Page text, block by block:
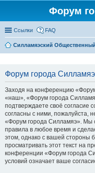
Форум
Ссылки FAQ
Силламяэский
Форум города Силламяэ
Заходя на конференцию
«наш», «Форум города
подтверждаете своё согласие
согласны с ними, пожалуйста,
«Форум города Силламяэ». Мы
правила в любое время и
этом, однако с вашей стороны
просматривать этот текст на
конференции «Форум города
условий означает ваше